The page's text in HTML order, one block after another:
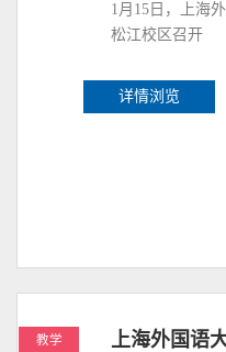
1月15日，上海
松江校区召开
详情浏览
教学
上海外国语